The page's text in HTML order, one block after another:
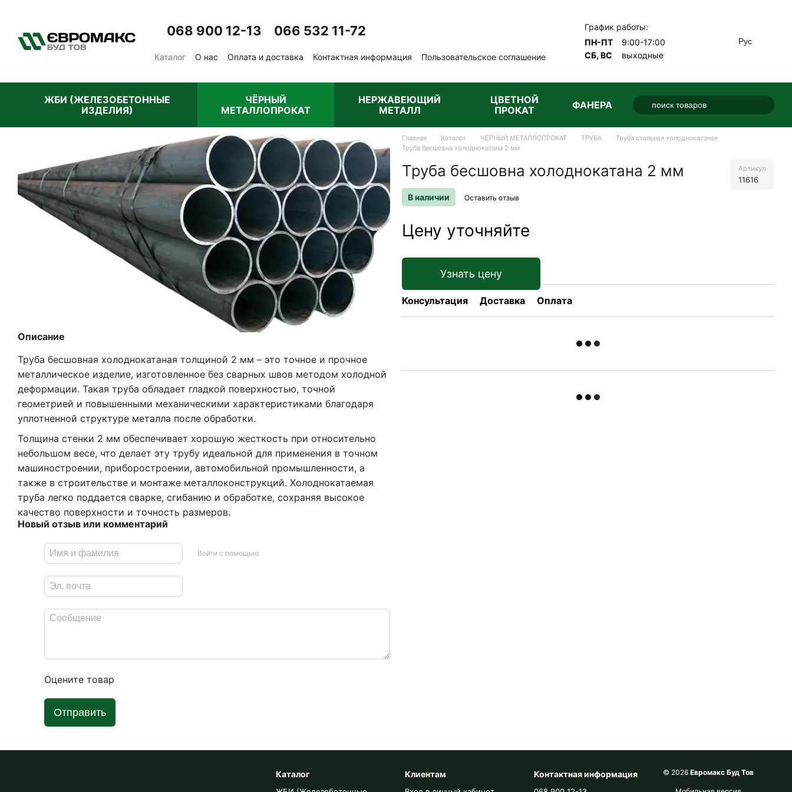
068 900 12-13 066 532 11-72
Каталог О нас Оплата и доставка Контактная информация
Пользовательское соглашение
График работы:
ПН-ПТ
9:00-17:00
СБ, ВС
выходные
Рус
ЖБИ (ЖЕЛЕЗОБЕТОННЫЕ
ИЗДЕЛИЯ)
ЧЁРНЫЙ
МЕТАЛЛОПРОКАТ
НЕРЖАВЕЮЩИЙ
МЕТАЛЛ
ЦВЕТНОЙ
ПРОКАТ
ФАНЕРА
Описание
Труба бесшовная холоднокатаная толщиной 2 мм – это точное и прочное
металлическое изделие, изготовленное без сварных швов методом холодной
деформации. Такая труба обладает гладкой поверхностью, точной
геометрией и повышенными механическими характеристиками благодаря
уплотненной структуре металла после обработки.
Толщина стенки 2 мм обеспечивает хорошую жесткость при относительно
небольшом весе, что делает эту трубу идеальной для применения в точном
машиностроении, приборостроении, автомобильной промышленности, а
также в строительстве и монтаже металлоконструкций. Холоднокатаемая
труба легко поддается сварке, сгибанию и обработке, сохраняя высокое
качество поверхности и точность размеров.
Новый отзыв или комментарий
Войти с помощью
Оцените товар
Отправить
Главная Каталог ЧЁРНЫЙ МЕТАЛЛОПРОКАТ ТРУБА
Труба стальная холоднокатаная
Труба бесшовна холоднокатана 2 мм
Труба бесшовна холоднокатана 2 мм Артикул
11616
В наличии Оставить отзыв
Цену уточняйте
Узнать цену
Консультация Доставка Оплата
Каталог Клиентам Контактная информация © 2026 Евромакс Буд Тов